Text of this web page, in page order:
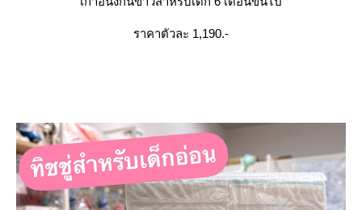
ราคาตัวละ 1,190.-